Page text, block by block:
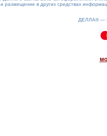
размещение в других средствах
ДЕЛЛА® —